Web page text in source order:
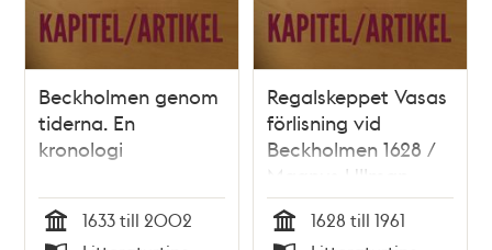
Beckholmen genom
tiderna. En
kronologi
Tid
1633 till 2002
Regalskeppet Vasas
förlisning vid
Beckholmen 1628 /
Magnus Ullman
Tid
1628 till 1961